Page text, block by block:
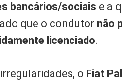
bancários/sociais e a
que o condutor não
licenciado.
o Fiat